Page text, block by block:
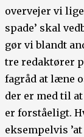
overvejer vi
spade’ skal
gør vi blandt
tre redaktører
fagråd at læne
der er med til
er forståeligt.
eksempelvis